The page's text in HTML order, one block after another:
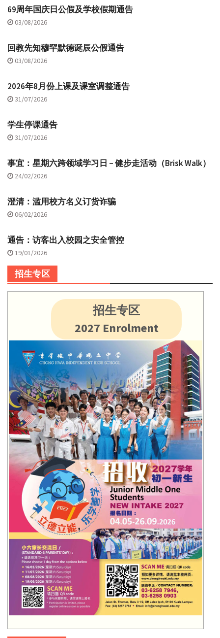
69周年国庆日公假及学校假期通告
03/08/2026
回教先知穆罕默德诞辰公假通告
03/08/2026
2026年8月份上课及课室调整通告
31/07/2026
学生停课通告
31/07/2026
事宜：星期六跨领域学习日 – 健步走活动（Brisk Walk）
24/02/2026
澄清：滥用校方名义订货诈骗
06/02/2026
通告：访客出入校园之安全管控
19/01/2026
招生专区
招生专区
2027 Enrolment